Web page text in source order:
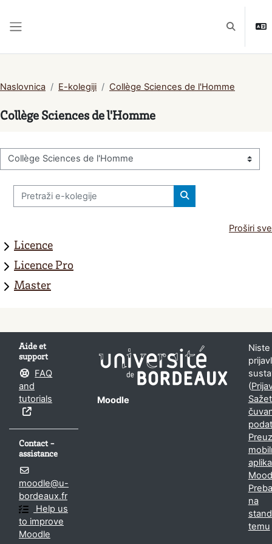
Toggle
Naslovnica E-kolegiji Collège Sciences de l'Homme
Collège Sciences de l'Homme
Popis e-kolegija
Pretraži e-kolegije
Pretraži e-kolegije
Proširi sve
Licence
Licence Pro
Master
Aide et
support
FAQ
and
tutorials
Contact -
assistance
moodle@u-
bordeaux.fr
Help us
to improve
Moodle
Moodle
Niste
(
na
temu